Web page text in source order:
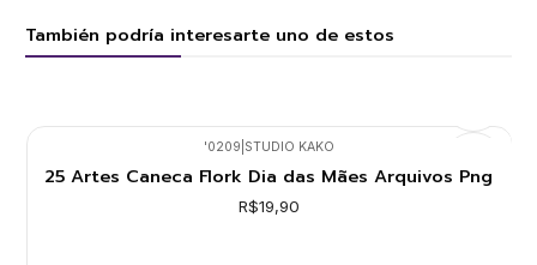
También podría interesarte uno de estos
'0209 STUDIO KAKO
25 Artes Caneca Flork Dia das Mães Arquivos Png
R$19,90